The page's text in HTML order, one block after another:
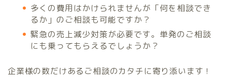
多くの費用はかけられませんが「何を相談でき
るか」のご相談も可能ですか？
緊急の売上減少対策が必要です。単発のご相談
にも乗ってもらえるでしょうか？
企業様の数だけあるご相談のカタチに寄り添います！